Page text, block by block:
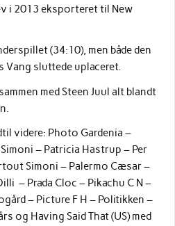
i 2013 eksporteret til New
(34:10), men både den
sluttede uplaceret.
med Steen Juul alt blandt
videre: Photo Gardenia –
– Patricia Hastrup – Per
Simoni – Palermo Cæsar –
– Prada Cloc – Pikachu C N –
– Picture F H – Politikken –
og Having Said That (US) med